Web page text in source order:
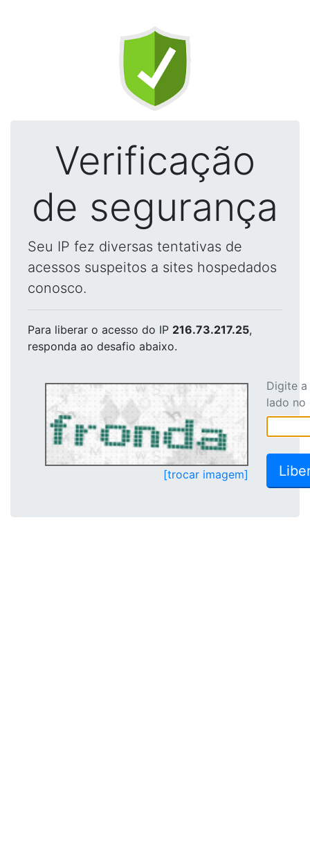
Verificação
de segurança
Seu IP fez diversas tentativas de
acessos suspeitos a sites hospedados
conosco.
Para liberar o acesso do IP 216.73.217.25,
responda ao desafio abaixo.
[trocar imagem]
Digite
lado no